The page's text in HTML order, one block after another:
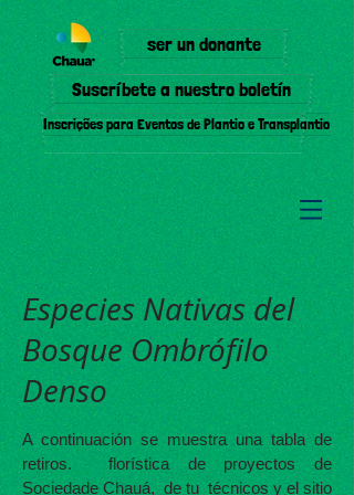
ser un donante
Suscríbete a nuestro boletín
Inscrições para Eventos de Plantio e Transplantio
Especies Nativas del
Bosque Ombrófilo
Denso
A continuación se muestra una tabla de
retiros.
florística de proyectos de
Sociedade Chauá, de tu técnicos y el sitio